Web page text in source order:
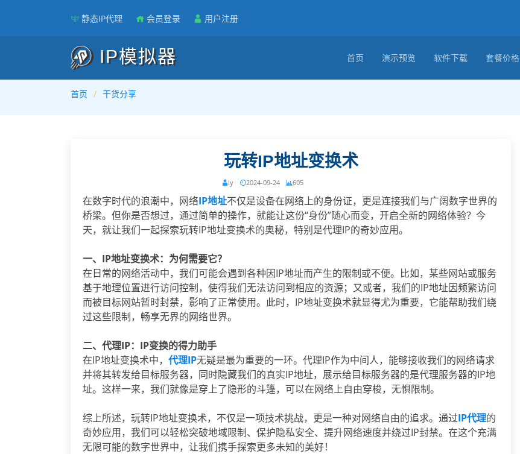
静态IP代理 会员登录 用户注册
IP模拟器 首页 演示预览 软件下载 套餐价格
首页 干货分享
玩转IP地址变换术
ly 2024-09-24 605
在数字时代的浪潮中，网络IP地址不仅是设备在网络上的身份证，更是连接我们与广阔数字世界的
桥梁。但你是否想过，通过简单的操作，就能让这份“身份”随心而变，开启全新的网络体验？今
天，就让我们一起探索玩转IP地址变换术的奥秘，特别是代理IP的奇妙应用。
一、IP地址变换术：为何需要它？
在日常的网络活动中，我们可能会遇到各种因IP地址而产生的限制或不便。比如，某些网站或服务
基于地理位置进行访问控制，使得我们无法访问到相应的资源；又或者，我们的IP地址因频繁访问
而被目标网站暂时封禁，影响了正常使用。此时，IP地址变换术就显得尤为重要，它能帮助我们绕
过这些限制，畅享无界的网络世界。
二、代理IP：IP变换的得力助手
在IP地址变换术中， 代理IP无疑是最为重要的一环。代理IP作为中间人，能够接收我们的网络请求
并将其转发给目标服务器，同时隐藏我们的真实IP地址，展示给目标服务器的是代理服务器的IP地
址。这样一来，我们就像是穿上了隐形的斗篷，可以在网络上自由穿梭，无惧限制。
综上所述，玩转IP地址变换术，不仅是一项技术挑战，更是一种对网络自由的追求。通过IP代理的
奇妙应用，我们可以轻松突破地域限制、保护隐私安全、提升网络速度并绕过IP封禁。在这个充满
无限可能的数字世界中，让我们携手探索更多未知的美好！